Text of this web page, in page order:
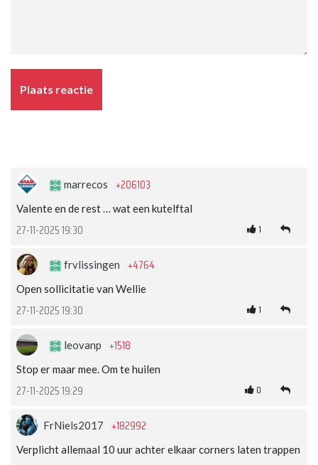
Plaats reactie
marrecos +206103
Valente en de rest … wat een kutelftal
27-11-2025 19:30 1
frvlissingen +4764
Open sollicitatie van Wellie
27-11-2025 19:30 1
leovanp +1518
Stop er maar mee. Om te huilen
27-11-2025 19:29 0
FrNiels2017 +182992
Verplicht allemaal 10 uur achter elkaar corners laten trappen